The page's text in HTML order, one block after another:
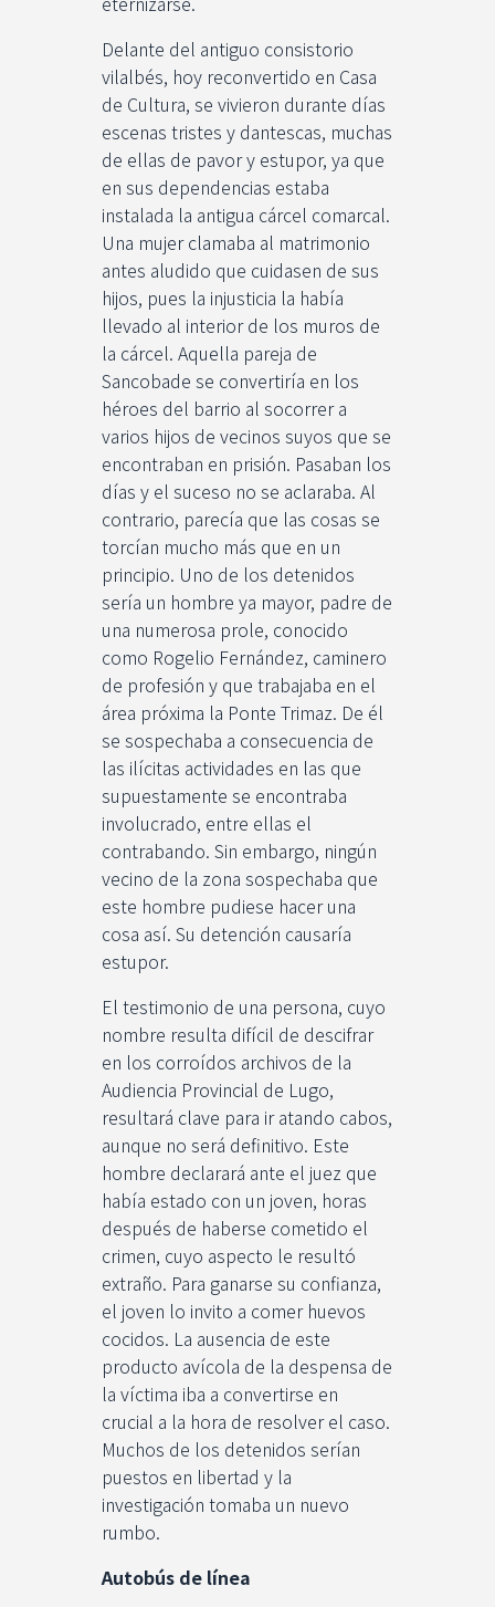
Delante del antiguo consistorio
vilalbés, hoy reconvertido en Casa
de Cultura, se vivieron durante días
escenas tristes y dantescas, muchas
de ellas de pavor y estupor, ya que
en sus dependencias estaba
instalada la antigua cárcel comarcal.
Una mujer clamaba al matrimonio
antes aludido que cuidasen de sus
hijos, pues la injusticia la había
llevado al interior de los muros de
la cárcel. Aquella pareja de
Sancobade se convertiría en los
héroes del barrio al socorrer a
varios hijos de vecinos suyos que se
encontraban en prisión. Pasaban los
días y el suceso no se aclaraba. Al
contrario, parecía que las cosas se
torcían mucho más que en un
principio. Uno de los detenidos
sería un hombre ya mayor, padre de
una numerosa prole, conocido
como Rogelio Fernández, caminero
de profesión y que trabajaba en el
área próxima la Ponte Trimaz. De él
se sospechaba a consecuencia de
las ilícitas actividades en las que
supuestamente se encontraba
involucrado, entre ellas el
contrabando. Sin embargo, ningún
vecino de la zona sospechaba que
este hombre pudiese hacer una
cosa así. Su detención causaría
estupor.
El testimonio de una persona, cuyo
nombre resulta difícil de descifrar
en los corroídos archivos de la
Audiencia Provincial de Lugo,
resultará clave para ir atando cabos,
aunque no será definitivo. Este
hombre declarará ante el juez que
había estado con un joven, horas
después de haberse cometido el
crimen, cuyo aspecto le resultó
extraño. Para ganarse su confianza,
el joven lo invito a comer huevos
cocidos. La ausencia de este
producto avícola de la despensa de
la víctima iba a convertirse en
crucial a la hora de resolver el caso.
Muchos de los detenidos serían
puestos en libertad y la
investigación tomaba un nuevo
rumbo.
Autobús de línea